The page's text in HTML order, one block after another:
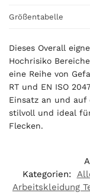
Größentabelle
Dieses Overall
Hochrisiko
eine Reihe von
RT und EN ISO
Einsatz an und auf
stilvoll und ideal
Flecken.
Kategorien:
Arbeitskleidung